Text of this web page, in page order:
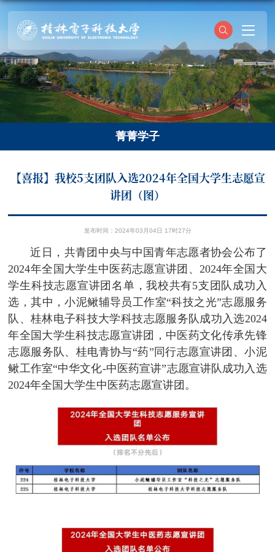
菁菁学子
【喜报】我校5支团队入选2024年全国大学生志愿宣
讲团（图）
发布时间：2024年03月04日 17时27分
近日，共青团中央与中国青年志愿者协会公布了
2024年全国大学生中医药志愿宣讲团、2024年全国大
学生科技志愿宣讲团名单，我校共有5支团队成功入
选，其中，小泥鳅辅导员工作室“科技之光”志愿服务
队、桂林电子科技大学科技志愿服务队成功入选2024
年全国大学生科技志愿宣讲团，中医药文化传承先锋
志愿服务队、桂电青协与“药”同行志愿宣讲团、小泥
鳅工作室“中华文化-中医药宣讲”志愿宣讲队成功入选
2024年全国大学生中医药志愿宣讲团。